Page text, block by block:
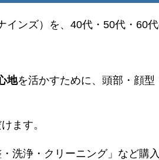
ンズ）を、40代・50代・60
地を活かすために、頭部・顔
ます。
洗浄・クリーニング」など購